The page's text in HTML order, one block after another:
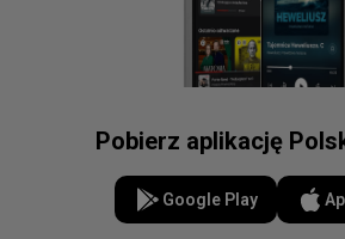
Pobierz aplikację
Google Play